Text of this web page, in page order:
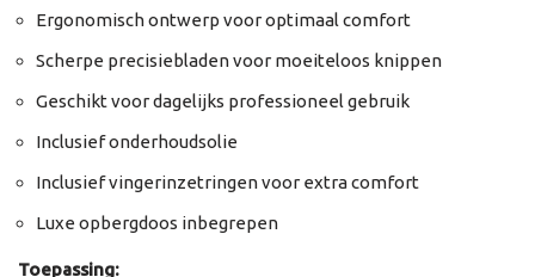
Ergonomisch ontwerp voor optimaal comfort
Scherpe precisiebladen voor moeiteloos knippen
Geschikt voor dagelijks professioneel gebruik
Inclusief onderhoudsolie
Inclusief vingerinzetringen voor extra comfort
Luxe opbergdoos inbegrepen
Toepassing: